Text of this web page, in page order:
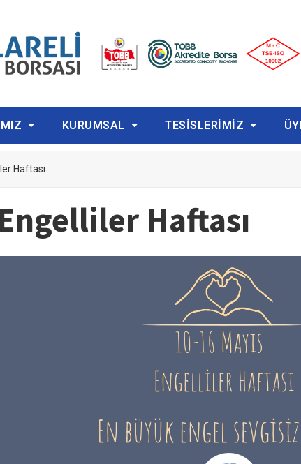
KURUMSAL TESİSLERİMİZ
Haftası
Engelliler Haftası